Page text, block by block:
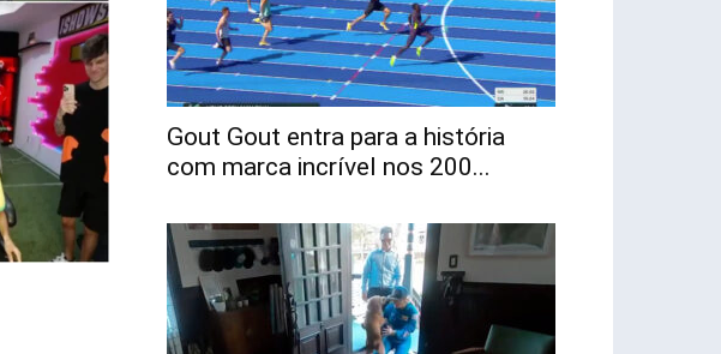
Gout Gout entra para a história
com marca incrível nos 200...